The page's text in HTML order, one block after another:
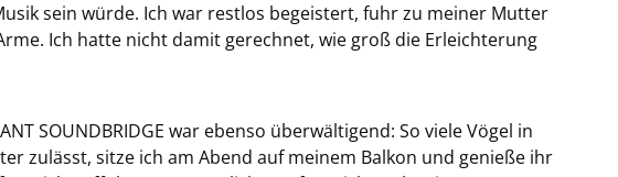
sein würde. Ich war restlos begeistert, fuhr zu meiner Mutter
Ich hatte nicht damit gerechnet, wie groß die Erleichterung
SOUNDBRIDGE war ebenso überwältigend: So viele Vögel in
zulässt, sitze ich am Abend auf meinem Balkon und genieße ihr